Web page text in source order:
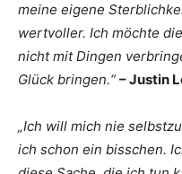
meine eigene
wertvoller. Ich möchte
nicht mit Dingen
Glück bringen.“– Justin
„Ich will mich nie
ich schon ein bisschen.